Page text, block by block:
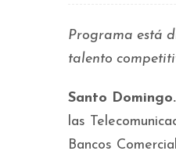
Programa está
talento
Santo
las
Bancos